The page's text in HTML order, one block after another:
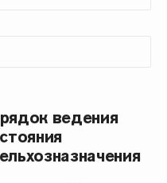
ведения